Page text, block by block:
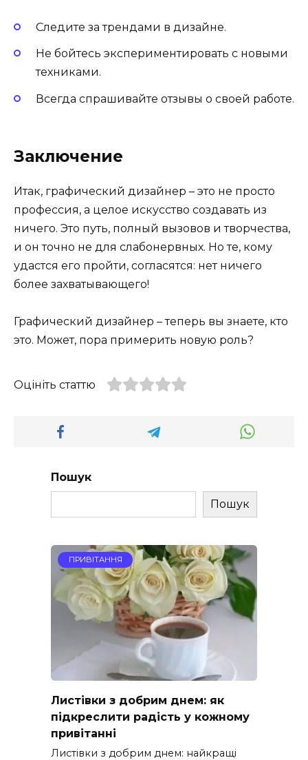
Следите за трендами в дизайне.
Не бойтесь экспериментировать с новыми
техниками.
Всегда спрашивайте отзывы о своей работе.
Заключение
Итак, графический дизайнер – это не просто
профессия, а целое искусство создавать из
ничего. Это путь, полный вызовов и творчества,
и он точно не для слабонервных. Но те, кому
удастся его пройти, согласятся: нет ничего
более захватывающего!
Графический дизайнер – теперь вы знаете, кто
это. Может, пора примерить новую роль?
Оцініть статтю
Пошук
Пошук
ПРИВІТАННЯ
Листівки з добрим днем: як
підкреслити радість у кожному
привітанні
Листівки з добрим днем: найкращі